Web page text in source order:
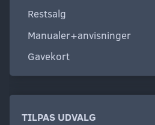
Restsalg
Manualer+anvisninger
Gavekort
TILPAS UDVALG